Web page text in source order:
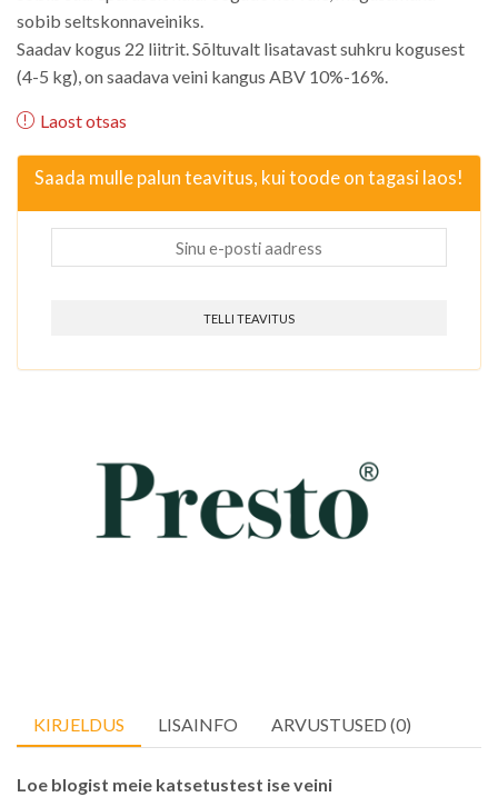
sobib seltskonnaveiniks.
Saadav kogus 22 liitrit. Sõltuvalt lisatavast suhkru kogusest
(4-5 kg), on saadava veini kangus ABV 10%-16%.
Laost otsas
Saada mulle palun teavitus, kui toode on tagasi laos!
KIRJELDUS LISAINFO ARVUSTUSED (0)
Loe blogist meie katsetustest ise veini